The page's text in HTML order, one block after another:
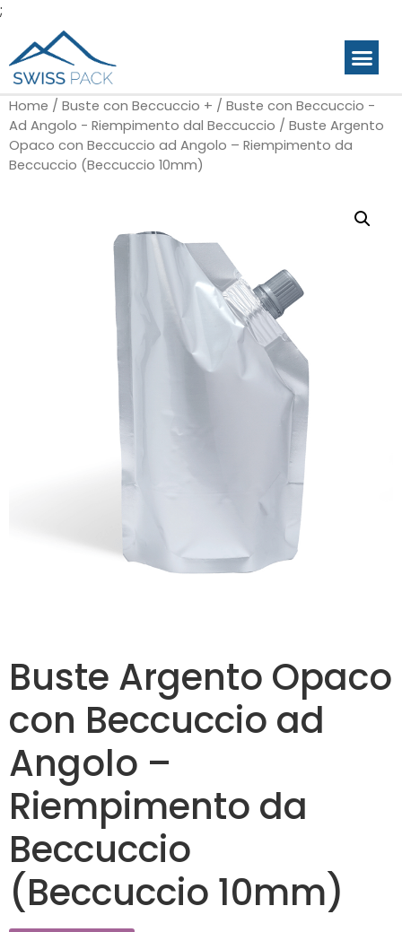
;
Home / Buste con Beccuccio + / Buste con Beccuccio -
Ad Angolo - Riempimento dal Beccuccio / Buste Argento
Opaco con Beccuccio ad Angolo – Riempimento da
Beccuccio (Beccuccio 10mm)
Buste Argento Opaco
con Beccuccio ad
Angolo –
Riempimento da
Beccuccio
(Beccuccio 10mm)